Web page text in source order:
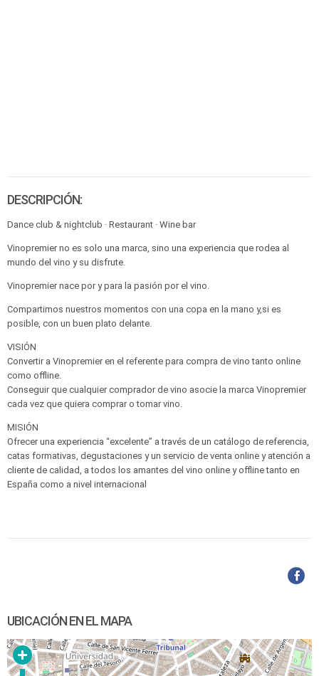
DESCRIPCIÓN:
Dance club & nightclub · Restaurant · Wine bar
Vinopremier no es solo una marca, sino una experiencia que rodea al
mundo del vino y su disfrute.
Vinopremier nace por y para la pasión por el vino.
Compartimos nuestros momentos con una copa en la mano y,si es
posible, con un buen plato delante.
VISIÓN
Convertir a Vinopremier en el referente para compra de vino tanto online
como offline.
Conseguir que cualquier comprador de vino asocie la marca Vinopremier
cada vez que quiera comprar o tomar vino.
MISIÓN
Ofrecer una experiencia “excelente” a través de un catálogo de referencia,
catas formativas, degustaciones y un servicio de venta online y atención a
cliente de calidad, a todos los amantes del vino online y offline tanto en
España como a nivel internacional
UBICACIÓN EN EL MAPA